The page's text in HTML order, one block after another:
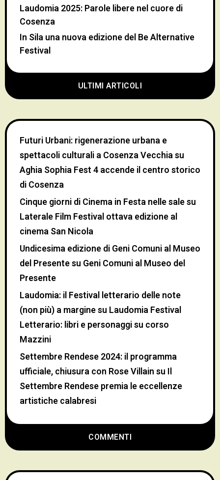
ULTIMI ARTICOLI
Laudomia 2025: Parole libere nel cuore di
Cosenza
In Sila una nuova edizione del Be Alternative
Festival
COMMENTI
Futuri Urbani: rigenerazione urbana e
spettacoli culturali a Cosenza Vecchiasu
Aghia Sophia Fest 4 accende il centro storico
di Cosenza
Cinque giorni di Cinema in Festa nelle salesu
Laterale Film Festival ottava edizione al
cinema San Nicola
Undicesima edizione di Geni Comuni al Museo
del Presentesu Geni Comuni al Museo del
Presente
Laudomia: il Festival letterario delle note
(non più) a marginesu Laudomia Festival
Letterario: libri e personaggi su corso
Mazzini
Settembre Rendese 2024: il programma
ufficiale, chiusura con Rose Villainsu Il
Settembre Rendese premia le eccellenze
artistiche calabresi